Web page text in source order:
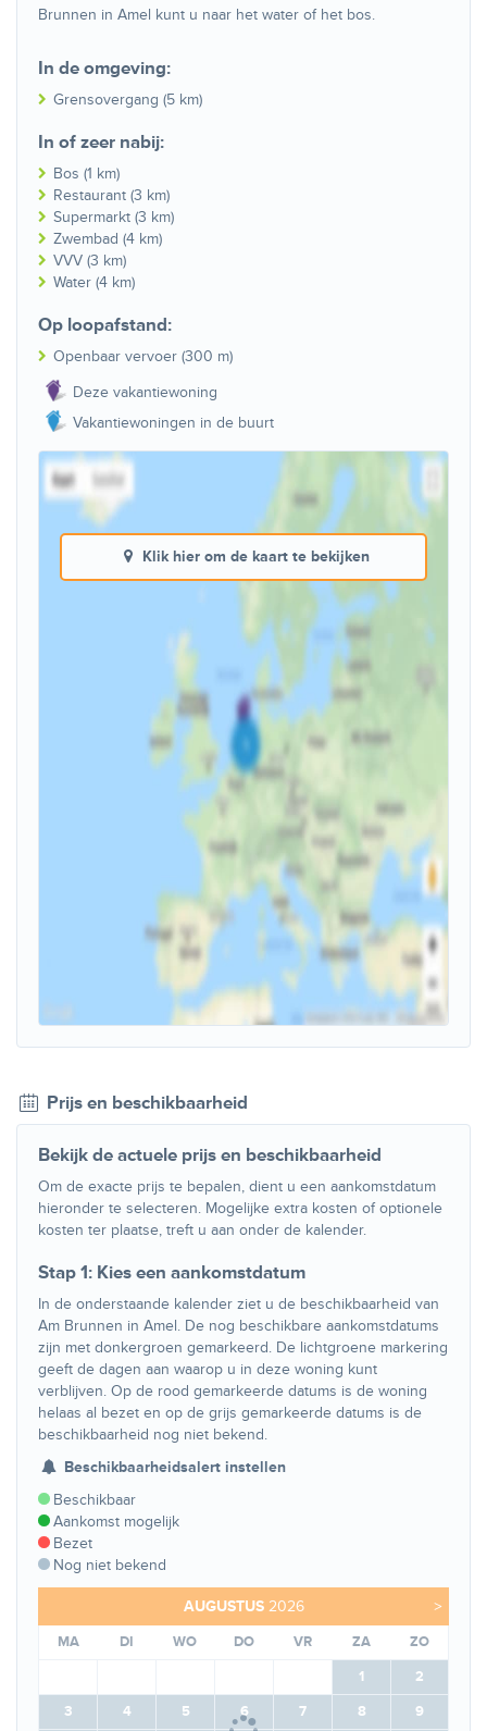
Brunnen in Amel kunt u naar het water of het bos.
In de omgeving:
Grensovergang (5 km)
In of zeer nabij:
Bos (1 km)
Restaurant (3 km)
Supermarkt (3 km)
Zwembad (4 km)
VVV (3 km)
Water (4 km)
Op loopafstand:
Openbaar vervoer (300 m)
Deze vakantiewoning
Vakantiewoningen in de buurt
Klik hier om de kaart te bekijken
Prijs en beschikbaarheid
Bekijk de actuele prijs en beschikbaarheid
Om de exacte prijs te bepalen, dient u een aankomstdatum
hieronder te selecteren. Mogelijke extra kosten of optionele
kosten ter plaatse, treft u aan onder de kalender.
Stap 1: Kies een aankomstdatum
In de onderstaande kalender ziet u de beschikbaarheid van
Am Brunnen in Amel. De nog beschikbare aankomstdatums
zijn met donkergroen gemarkeerd. De lichtgroene markering
geeft de dagen aan waarop u in deze woning kunt
verblijven. Op de rood gemarkeerde datums is de woning
helaas al bezet en op de grijs gemarkeerde datums is de
beschikbaarheid nog niet bekend.
Beschikbaarheidsalert instellen
Beschikbaar
Aankomst mogelijk
Bezet
Nog niet bekend
>
AUGUSTUS 2026
MA DI WO DO VR ZA
ZO
1
2
3
4 5 6 7 8
9